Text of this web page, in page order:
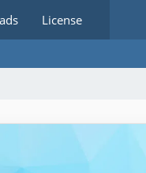
License